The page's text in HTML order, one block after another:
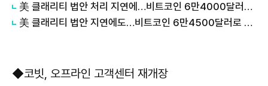
美 클래리티 법안 처리 지연에…비트코인 6만4000달러대 횡보
美 클래리티 법안 지연에도…비트코인 6만4500달러로 상승
◆코빗, 오프라인 고객센터 재개장